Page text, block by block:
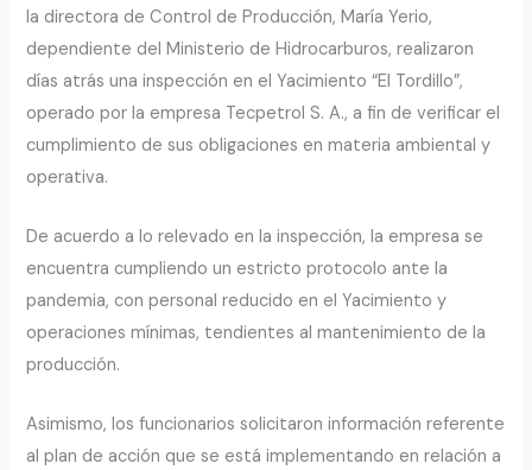
la directora de Control de Producción, María Yerio,
dependiente del Ministerio de Hidrocarburos, realizaron
días atrás una inspección en el Yacimiento “El Tordillo”,
operado por la empresa Tecpetrol S. A., a fin de verificar el
cumplimiento de sus obligaciones en materia ambiental y
operativa.
De acuerdo a lo relevado en la inspección, la empresa se
encuentra cumpliendo un estricto protocolo ante la
pandemia, con personal reducido en el Yacimiento y
operaciones mínimas, tendientes al mantenimiento de la
producción.
Asimismo, los funcionarios solicitaron información referente
al plan de acción que se está implementando en relación a